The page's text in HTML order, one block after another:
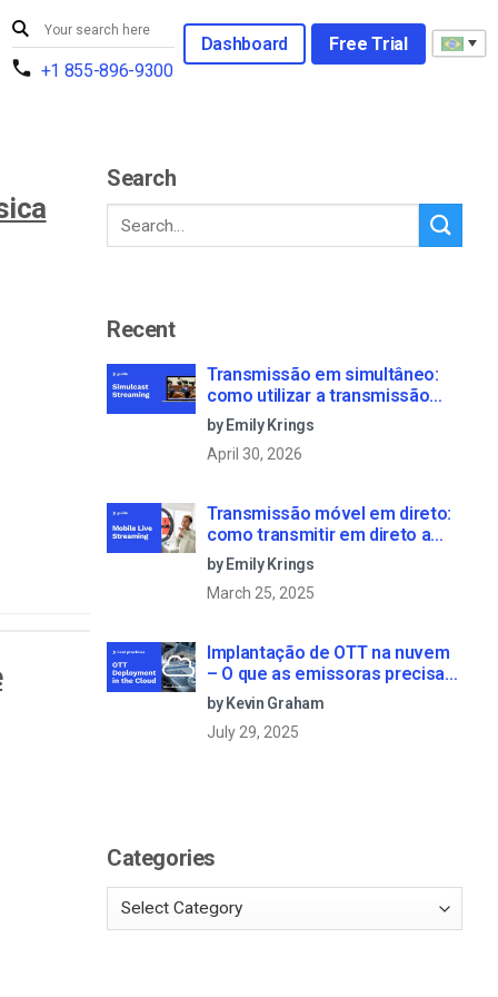
+1 855-896-9300
Dashboard Free Trial
Search
Recent
Transmissão em simultâneo:
como utilizar a transmissão
múltipla para transmitir a partir
de vários locais
by Emily Krings
April 30, 2026
Transmissão móvel em direto:
como transmitir em direto a
partir de um telemóvel
by Emily Krings
March 25, 2025
Implantação de OTT na nuvem
– O que as emissoras precisam
saber
by Kevin Graham
July 29, 2025
Categories